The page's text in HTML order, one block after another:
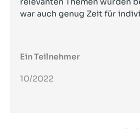
war auch genug Zeit für
Ein Teilnehmer
10/2022